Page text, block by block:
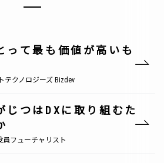
って最も価値が高いも
テクノロジーズ Bizdev
じつはDXに取り組むた
員フューチャリスト